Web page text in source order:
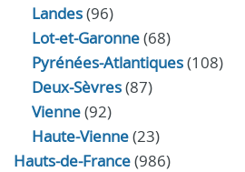
Landes(96)
Lot-et-Garonne(68)
Pyrénées-Atlantiques(108)
Deux-Sèvres(87)
Vienne(92)
Haute-Vienne(23)
Hauts-de-France(986)